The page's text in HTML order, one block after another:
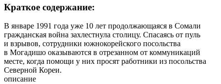
Краткое содержание:
В январе 1991 года уже 10 лет продолжающаяся в Сомали
гражданская война захлестнула столицу. Спасаясь от пуль
и взрывов, сотрудники южнокорейского посольства
в Могадишо оказываются в отрезанном от коммуникаций
месте, когда помощи у них просят работники из посольства
Северной Кореи.
описание